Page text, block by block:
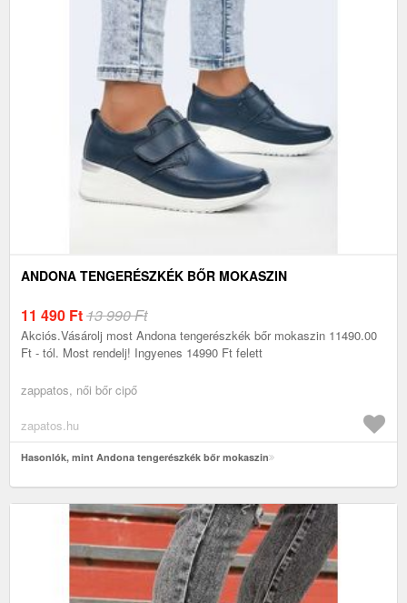
ANDONA TENGERÉSZKÉK BŐR MOKASZIN
11 490 Ft13 990 Ft
Akciós.Vásárolj most Andona tengerészkék bőr mokaszin 11490.00
Ft - tól. Most rendelj! Ingyenes 14990 Ft felett
zappatos, női bőr cipő
zapatos.hu
Hasonlók, mint Andona tengerészkék bőr mokaszin